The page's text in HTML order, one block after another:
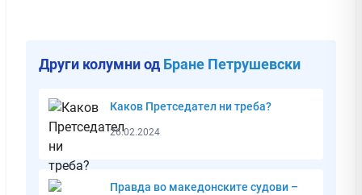
Други колумни од Бране Петрушевски
Каков Претседател ни треба?
26.02.2024
Правда во македонските судови –